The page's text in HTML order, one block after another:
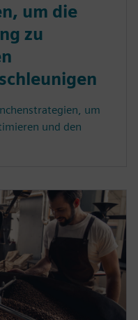
um die
zu
um
und den